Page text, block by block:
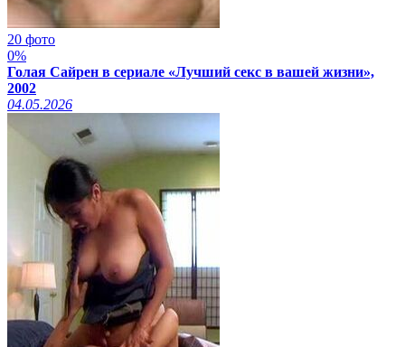
20 фото
0%
Голая Сайрен в сериале «Лучший секс в вашей жизни»,
2002
04.05.2026